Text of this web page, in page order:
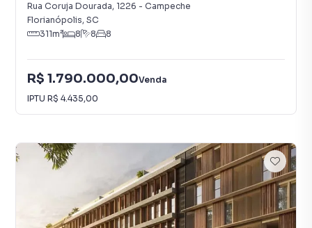
Rua Coruja Dourada, 1226 - Campeche
Florianópolis, SC
311m² 8 8 8
R$ 1.790.000,00Venda
IPTU R$ 4.435,00